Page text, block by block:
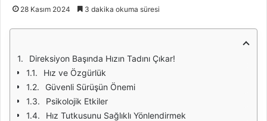
28 Kasım 2024 3 dakika okuma süresi
Direksiyon Başında Hızın Tadını Çıkar!
Hız ve Özgürlük
Güvenli Sürüşün Önemi
Psikolojik Etkiler
Hız Tutkusunu Sağlıklı Yönlendirmek